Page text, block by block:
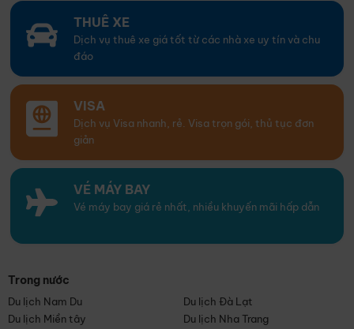
THUÊ XE
Dịch vụ thuê xe giá tốt từ các nhà xe uy tín và chu
đáo
VISA
Dịch vụ Visa nhanh, rẻ. Visa trọn gói, thủ tục đơn
giản
VÉ MÁY BAY
Vé máy bay giá rẻ nhất, nhiều khuyến mãi hấp dẫn
Trong nước
Du lịch Nam Du
Du lịch Đà Lạt
Du lịch Miền tây
Du lịch Nha Trang